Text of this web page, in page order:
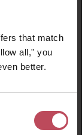
that match
all," you
better.
€ / 100 ml)
Regulärer Preis:
€